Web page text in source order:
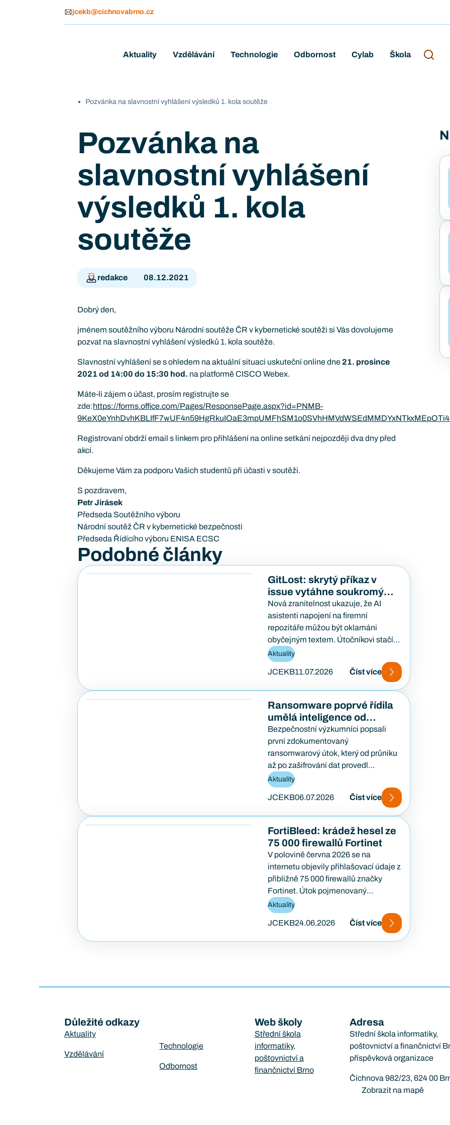
jcekb@cichnovabrno.cz
Aktuality Vzdělávání Technologie Odbornost Cylab Škola
Pozvánka na slavnostní vyhlášení výsledků 1. kola soutěže
Pozvánka na
slavnostní vyhlášení
výsledků 1. kola
soutěže
redakce 08.12.2021
Dobrý den,
jménem soutěžního výboru Národní soutěže ČR v kybernetické soutěži si Vás dovolujeme
pozvat na slavnostní vyhlášení výsledků 1. kola soutěže.
Slavnostní vyhlášení se s ohledem na aktuální situaci uskuteční online dne 21. prosince
2021 od 14:00 do 15:30 hod. na platformě CISCO Webex.
Máte-li zájem o účast, prosím registrujte se
zde:https://forms.office.com/Pages/ResponsePage.aspx?id=PNMB-
Registrovaní obdrží email s linkem pro přihlášení na online setkání nejpozději dva dny před
akcí.
Děkujeme Vám za podporu Vašich studentů při účasti v soutěži.
S pozdravem,
Petr Jirásek
Předseda Soutěžního výboru
Národní soutěž ČR v kybernetické bezpečnosti
Předseda Řídícího výboru ENISA ECSC
Podobné články
GitLost: skrytý příkaz v
issue vytáhne soukromý
kód
Nová zranitelnost ukazuje, že AI
asistenti napojení na firemní
repozitáře můžou být oklamáni
obyčejným textem. Útočníkovi stačí
založit veřejný požadavek na opravu
a počkat, až…
Aktuality
JCEKB11.07.2026 Číst více
Ransomware poprvé řídila
umělá inteligence od
začátku do konce
Bezpečnostní výzkumníci popsali
první zdokumentovaný
ransomwarový útok, který od průniku
až po zašifrování dat provedl
samostatně AI agent — bez lidského
útočníka u klávesnice. Případ…
Aktuality
JCEKB06.07.2026 Číst více
FortiBleed: krádež hesel ze
75 000 firewallů Fortinet
V polovině června 2026 se na
internetu objevily přihlašovací údaje z
přibližně 75 000 firewallů značky
Fortinet. Útok pojmenovaný
FortiBleed ukázal, jak se i
bezpečnostní…
Aktuality
JCEKB24.06.2026 Číst více
Důležité odkazy
Aktuality
Vzdělávání
Technologie
Odbornost
Web školy
Střední škola
informatiky,
poštovnictví a
finančnictví Brno
Adresa
Střední škola informatiky,
poštovnictví a finančnictví
příspěvková organizace
Čichnova 982/23, 624 00
Zobrazit na mapě